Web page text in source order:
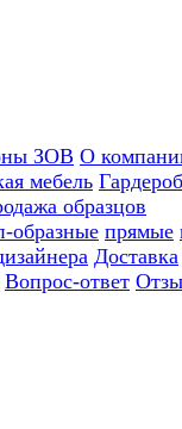
ЗОВ О
мебель
образцов
образные прямые
Доставка
Вопрос-ответ